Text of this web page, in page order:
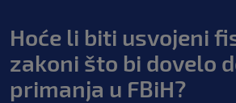
Hoće li biti usvojeni
zakoni što bi dovelo
primanja u FBiH?